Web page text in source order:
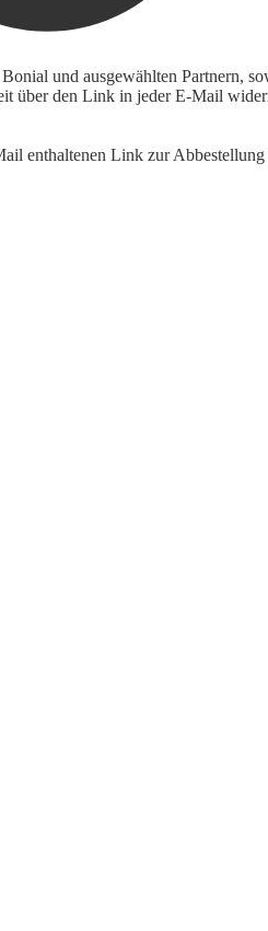
und ausgewählten
den Link in jeder E-Mail
enthaltenen Link zur